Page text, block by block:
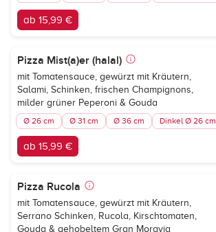
ab 15,99 €
Pizza Mist(a)er (halal)
mit Tomatensauce, gewürzt mit Kräutern,
Salami, Schinken, frischen Champignons,
milder grüner Peperoni & Gouda
Ø 26 cm Ø 31 cm Ø 36 cm Dinkel Ø 26 cm
ab 15,99 €
Pizza Rucola
mit Tomatensauce, gewürzt mit Kräutern,
Serrano Schinken, Rucola, Kirschtomaten,
Gouda & gehobeltem Gran Moravia